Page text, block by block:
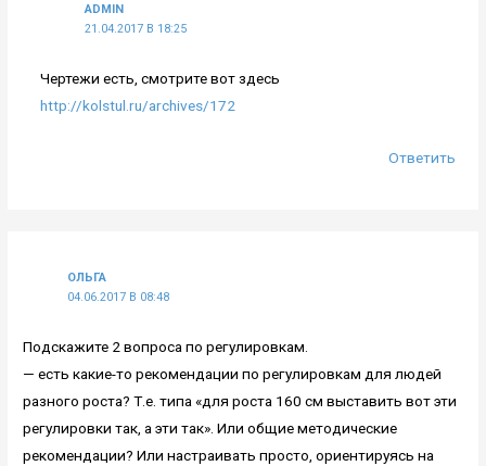
ADMIN
21.04.2017 В 18:25
Чертежи есть, смотрите вот здесь
http://kolstul.ru/archives/172
Ответить
ОЛЬГА
04.06.2017 В 08:48
Подскажите 2 вопроса по регулировкам.
— есть какие-то рекомендации по регулировкам для людей
разного роста? Т.е. типа «для роста 160 см выставить вот эти
регулировки так, а эти так». Или общие методические
рекомендации? Или настраивать просто, ориентируясь на